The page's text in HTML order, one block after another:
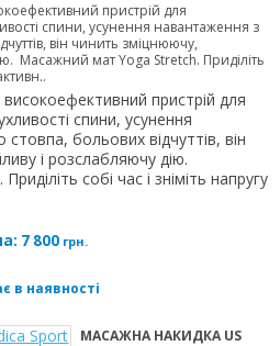
пристрій для
спини, усунення навантаження з
він чинить зміцнюючу,
Масажний мат Yoga Stretch. Приділіть
пристрій для
спини, усунення
больових відчуттів, він
і розслабляючу дію.
собі час і зніміть напругу
7 800 грн.
в наявності
МАСАЖНА НАКИДКА US